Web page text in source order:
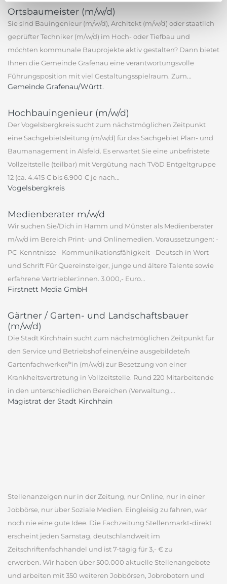
Ortsbaumeister (m/w/d)
Sie sind Bauingenieur (m/w/d), Architekt (m/w/d) oder staatlich
geprüfter Techniker (m/w/d) im Hoch- oder Tiefbau und
möchten kommunale Bauprojekte aktiv gestalten? Dann bietet
Ihnen die Gemeinde Grafenau eine verantwortungsvolle
Führungsposition mit viel Gestaltungsspielraum. Zum...
Gemeinde Grafenau/Württ.
Hochbauingenieur (m/w/d)
Der Vogelsbergkreis sucht zum nächstmöglichen Zeitpunkt
eine Sachgebietsleitung (m/w/d) für das Sachgebiet Plan- und
Baumanagement in Alsfeld. Es erwartet Sie eine unbefristete
Vollzeitstelle (teilbar) mit Vergütung nach TVöD Entgeltgruppe
12 (ca. 4.415 € bis 6.900 € je nach...
Vogelsbergkreis
Medienberater m/w/d
Wir suchen Sie/Dich in Hamm und Münster als Medienberater
m/w/d im Bereich Print- und Onlinemedien. Voraussetzungen: -
PC-Kenntnisse - Kommunikationsfähigkeit - Deutsch in Wort
und Schrift Für Quereinsteiger, junge und ältere Talente sowie
erfahrene Vertriebler:innen. 3.000,- Euro...
Firstnett Media GmbH
Gärtner / Garten- und Landschaftsbauer
(m/w/d)
Die Stadt Kirchhain sucht zum nächstmöglichen Zeitpunkt für
den Service und Betriebshof einen/eine ausgebildete/n
Gartenfachwerker/*in (m/w/d) zur Besetzung von einer
Krankheitsvertretung in Vollzeitstelle. Rund 220 Mitarbeitende
in den unterschiedlichen Bereichen (Verwaltung,...
Magistrat der Stadt Kirchhain
Stellenanzeigen nur in der Zeitung, nur Online, nur in einer
Jobbörse, nur über Soziale Medien. Eingleisig zu fahren, war
noch nie eine gute Idee. Die Fachzeitung Stellenmarkt-direkt
erscheint jeden Samstag, deutschlandweit im
Zeitschriftenfachhandel und ist 7-tägig für 3,- € zu
erwerben. Wir haben über 500.000 aktuelle Stellenangebote
und arbeiten mit 350 weiteren Jobbörsen, Jobrobotern und